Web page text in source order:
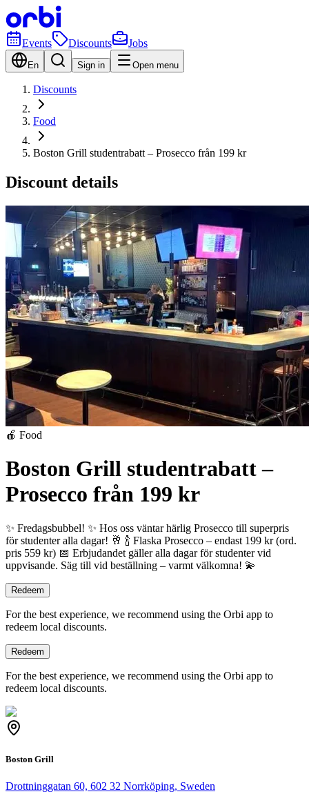
Events Discounts Jobs
En Sign in Open menu
Discounts
Food
Boston Grill studentrabatt – Prosecco från 199 kr
Discount details
🍎 Food
Boston Grill studentrabatt –
Prosecco från 199 kr
✨ Fredagsbubbel! ✨ Hos oss väntar härlig Prosecco till superpris
för studenter alla dagar! 🥂 🍾 Flaska Prosecco – endast 199 kr (ord.
pris 559 kr) 📅 Erbjudandet gäller alla dagar för studenter vid
uppvisande. Säg till vid beställning – varmt välkomna! 💫
Redeem
For the best experience, we recommend using the Orbi app to
redeem local discounts.
Redeem
For the best experience, we recommend using the Orbi app to
redeem local discounts.
Boston Grill
Drottninggatan 60, 602 32 Norrköping, Sweden